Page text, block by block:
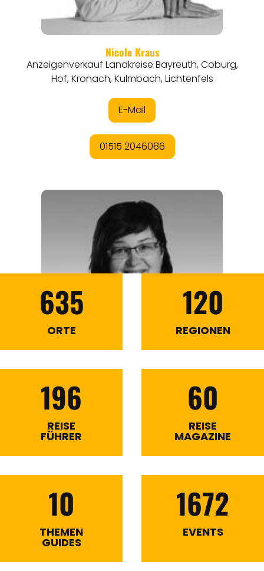
635
ORTE
120
REGIONEN
196
REISE
FÜHRER
60
REISE
MAGAZINE
10
THEMEN
GUIDES
1672
EVENTS